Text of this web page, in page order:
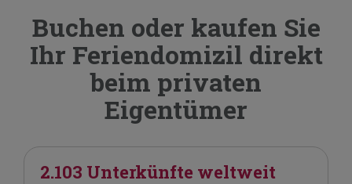
Buchen oder kaufen Sie
Ihr Feriendomizil direkt
beim privaten
Eigentümer
2.103 Unterkünfte weltweit